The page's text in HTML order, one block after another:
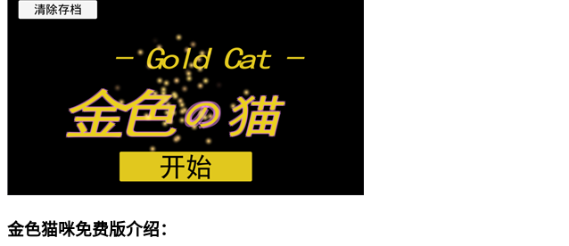
金色猫咪免费版介绍：